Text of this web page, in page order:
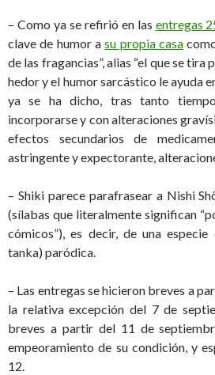
– Como ya se refirió en las entregas
clave de humor asu propia casa
de las fragancias”, alias “el que se tira
hedor y el humor sarcástico le ayuda
ya se ha dicho, tras tanto
incorporarse y con alteraciones
efectos secundarios de
astringente y expectorante,
– Shiki parece parafrasear a Nishi
(sílabas que literalmente significan
cómicos”), es decir, de una
tanka) paródica.
– Las entregas se hicieron breves a
la relativa excepción del 7 de
breves a partir del 11 de
empeoramiento de su condición, y
12.